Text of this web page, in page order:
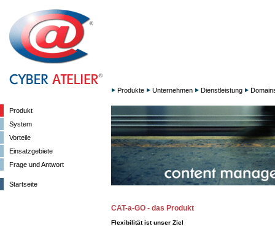
Produkt
System
Vorteile
Einsatzgebiete
Frage und Antwort
Startseite
Produkte Unternehmen Dienstleistung
CAT-a-GO - das Produkt
Flexibilität ist unser Ziel